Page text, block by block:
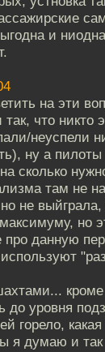
и
на эти
что никто
неуспели
ну а
сколько
там не
не выйграла,
но
про данную
кроме
до уровня
горело,
я думаю и так